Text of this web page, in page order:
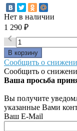
Нет в наличии
1 290 ₽

Сообщить о
Сообщить о
Ваша просьба
Вы получите
указанные Вами
Ваш E-Mail